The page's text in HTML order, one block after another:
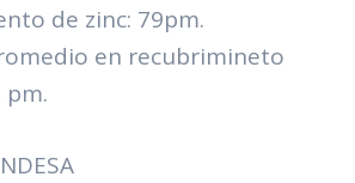
de zinc: 79pm.
en recubrimineto
pm.